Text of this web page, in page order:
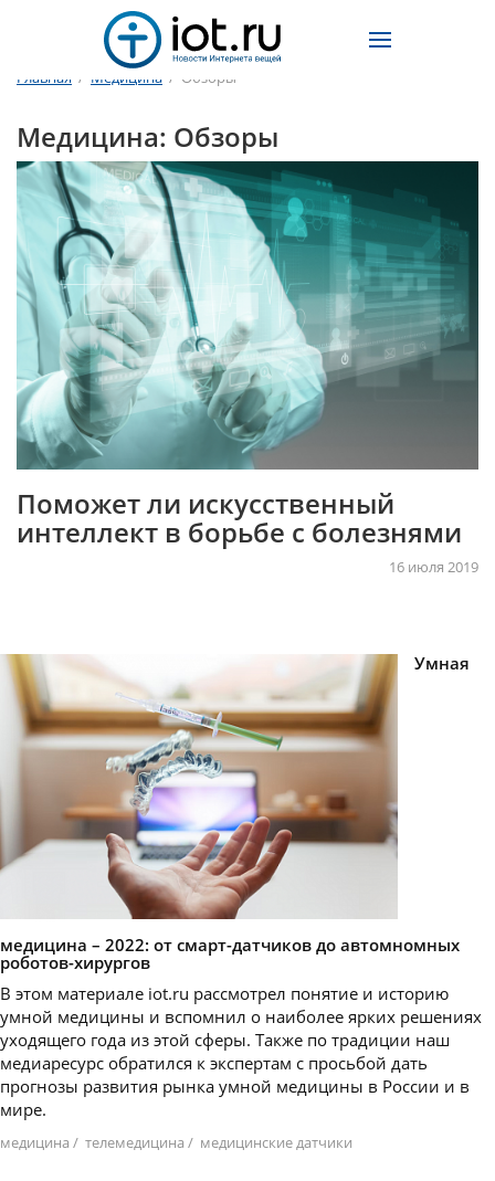
Главная / Медицина / Обзоры
Медицина: Обзоры
Поможет ли искусственный
интеллект в борьбе с болезнями
16 июля 2019
Умная
медицина – 2022: от смарт-датчиков до автомномных
роботов-хирургов
В этом материале iot.ru рассмотрел понятие и историю
умной медицины и вспомнил о наиболее ярких решениях
уходящего года из этой сферы. Также по традиции наш
медиаресурс обратился к экспертам с просьбой дать
прогнозы развития рынка умной медицины в России и в
мире.
медицина / телемедицина / медицинские датчики